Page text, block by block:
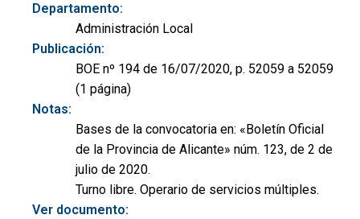
Departamento:
Administración Local
Publicación:
BOE nº 194 de 16/07/2020, p. 52059 a 52059
(1 página)
Notas:
Bases de la convocatoria en: «Boletín Oficial
de la Provincia de Alicante» núm. 123, de 2 de
julio de 2020.
Turno libre. Operario de servicios múltiples.
Ver documento: